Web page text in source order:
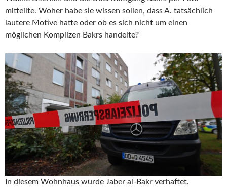
mitteilte. Woher habe sie wissen sollen, dass A. tatsächlich
lautere Motive hatte oder ob es sich nicht um einen
möglichen Komplizen Bakrs handelte?
In diesem Wohnhaus wurde Jaber al-Bakr verhaftet.